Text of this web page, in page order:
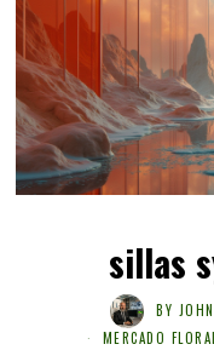
sillas
BY
MERCADO